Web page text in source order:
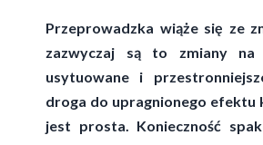
Przeprowadzka wiąże się ze
zazwyczaj są to zmiany na
usytuowane i
droga do upragnionego efektu
jest prosta. Konieczność